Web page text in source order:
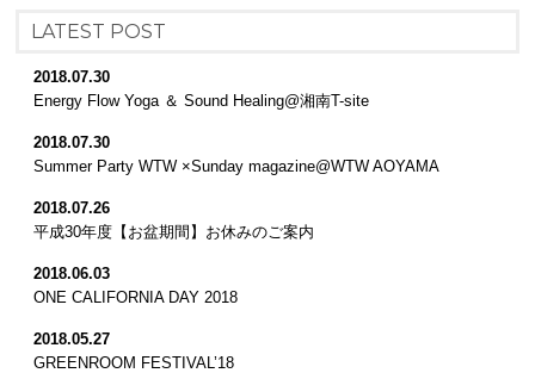
LATEST POST
2018.07.30
Energy Flow Yoga ＆ Sound Healing@湘南T-site
2018.07.30
Summer Party WTW ×Sunday magazine@WTW AOYAMA
2018.07.26
平成30年度【お盆期間】お休みのご案内
2018.06.03
ONE CALIFORNIA DAY 2018
2018.05.27
GREENROOM FESTIVAL’18